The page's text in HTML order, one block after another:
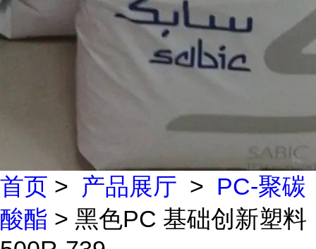
首页 > 产品展厅 > PC-聚碳
酸酯 > 黑色PC 基础创新塑料